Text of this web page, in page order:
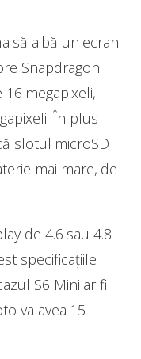
să aibă un ecran
Snapdragon
megapixeli,
În plus
slotul microSD
mai mare, de
de 4.6 sau 4.8
specificațiile
S6 Mini ar fi
va avea 15